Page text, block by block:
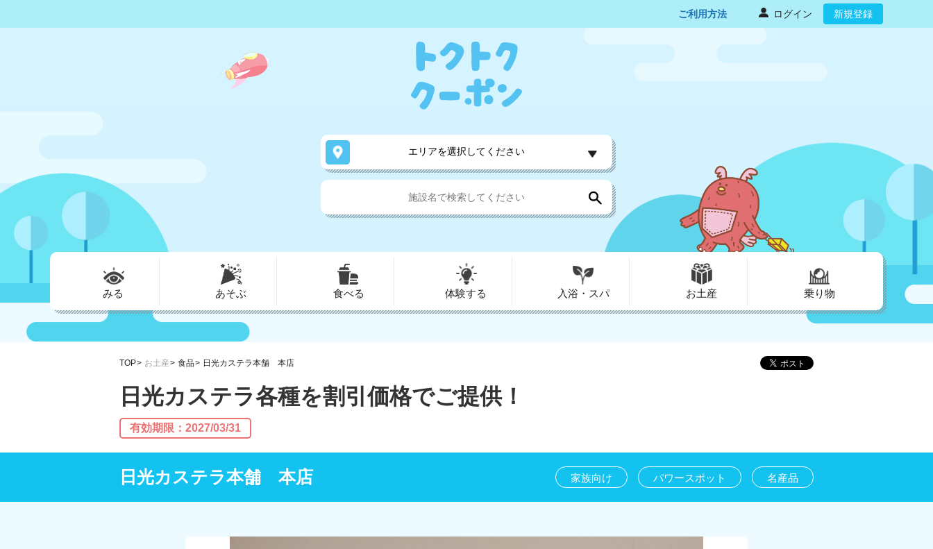
ご利用方法 ログイン 新規登録
エリアを選択してください
みる あそぶ 食べる 体験する 入浴・スパ お土産 乗り物
TOP お土産 食品 日光カステラ本舗 本店
日光カステラ各種を割引価格でご提供！
有効期限：2027/03/31
日光カステラ本舗 本店 家族向け パワースポット 名産品